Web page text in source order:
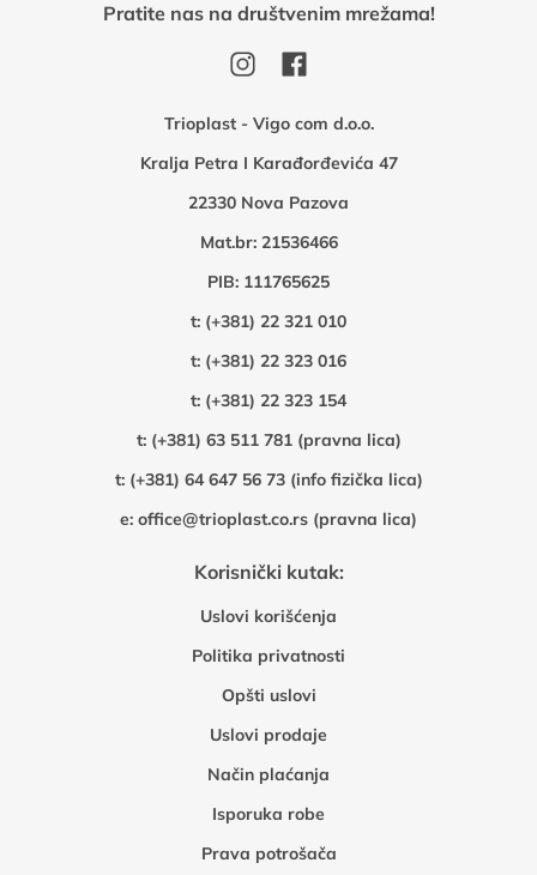
Trioplast - Vigo com d.o.o.
Kralja Petra I Karađorđevića 47
22330 Nova Pazova
Mat.br: 21536466
PIB: 111765625
t: (+381) 22 321 010
t: (+381) 22 323 016
t: (+381) 22 323 154
t: (+381) 63 511 781 (pravna lica)
t: (+381) 64 647 56 73 (info fizička lica)
e: office@trioplast.co.rs (pravna lica)
Korisnički kutak:
Uslovi korišćenja
Politika privatnosti
Opšti uslovi
Uslovi prodaje
Način plaćanja
Isporuka robe
Prava potrošača
Pratite nas na društvenim mrežama!